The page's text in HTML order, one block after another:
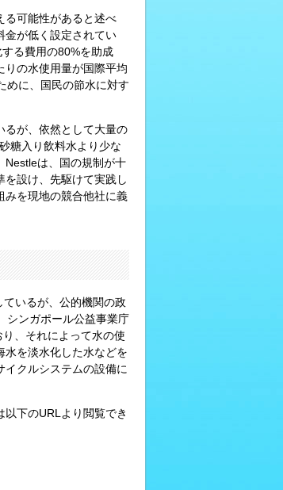
る可能性があると述べ
金が低く設定されてい
る費用の80%を助成
りの水使用量が国際平均
めに、国民の節水に対す
るが、依然として大量の
糖入り飲料水より少な
Nestleは、国の規制が十
設け、先駆けて実践し
みを現地の競合他社に義
いるが、公的機関の政
シンガポール公益事業庁
、それによって水の使
水を淡水化した水などを
クルシステムの設備に
下のURLより閲覧でき